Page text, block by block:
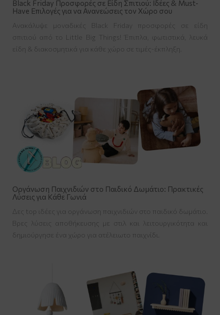
Black Friday Προσφορές σε Είδη Σπιτιού: Ιδέες & Must-
Have Επιλογές για να Ανανεώσεις τον Χώρο σου
Ανακάλυψε μοναδικές Black Friday προσφορές σε είδη
σπιτιού από το Little Big Things! Έπιπλα, φωτιστικά, λευκά
είδη & διακοσμητικά για κάθε χώρο σε τιμές-έκπληξη.
Οργάνωση Παιχνιδιών στο Παιδικό Δωμάτιο: Πρακτικές
Λύσεις για Κάθε Γωνιά
Δες top ιδέες για οργάνωση παιχνιδιών στο παιδικό δωμάτιο.
Βρες λύσεις αποθήκευσης με στιλ και λειτουργικότητα και
δημιούργησε ένα χώρο για ατέλειωτο παιχνίδι.